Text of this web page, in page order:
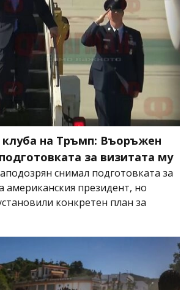
клуба на Тръмп: Въоръжен
за визитата му
снимал подготовката за
американския президент, но
конкретен план за